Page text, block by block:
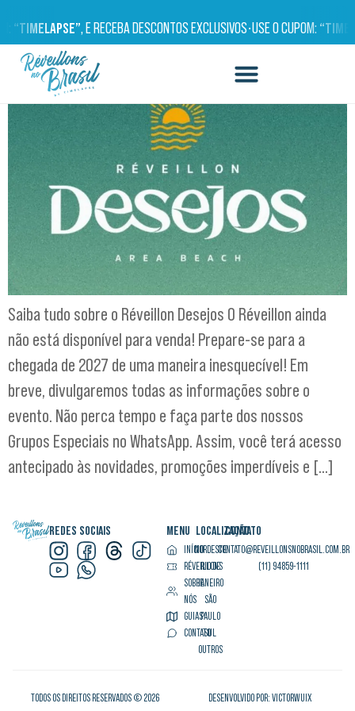
“TIMELAPSE”, E RECEBA DESCONTOS EXCLUSIVOS•USE O CUPOM:
RÉVEILLON DESEJOS
Saiba tudo sobre o Réveillon Desejos O Réveillon ainda
não está disponível para venda! Prepare-se para a
chegada de 2027 de uma maneira inesquecível! Em
breve, divulgaremos todas as informações sobre o
evento. Não perca tempo e faça parte dos nossos
Grupos Especiais no WhatsApp. Assim, você terá acesso
antecipado às novidades, promoções imperdíveis e […]
MENU
INÍCIO
RÉVEILLONS
SOBRE
NÓS
GUIAS
CONTATO
LOCALIZAÇÃO
NORDESTE
RIO DE
JANEIRO
SÃO
PAULO
SUL
OUTROS
CONTATO
CONTATO@REVEILLONSNOBRASIL.COM.BR
(11) 94859-1111
REDES SOCIAIS
TODOS OS DIREITOS RESERVADOS © 2026 DESENVOLVIDO POR: VICTORWUIX